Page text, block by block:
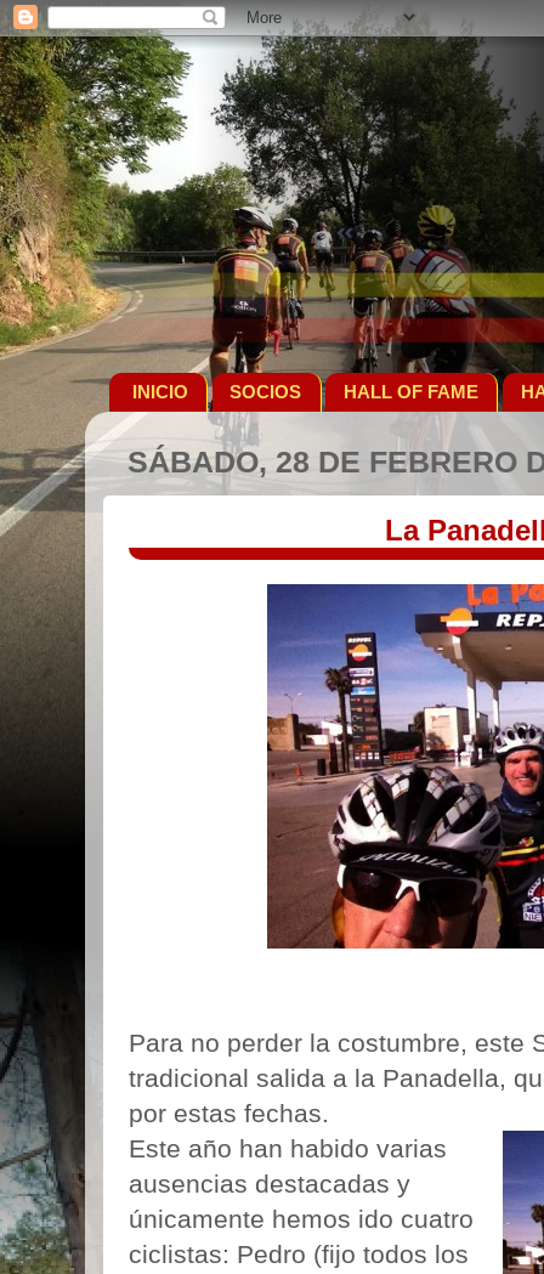
INICIO SOCIOS HALL OF FAME
SÁBADO, 28 DE FEBRERO
La
Para no perder la costumbre, este
tradicional salida a la Panadella,
por estas fechas.
Este año han habido varias
ausencias destacadas y
únicamente hemos ido cuatro
ciclistas: Pedro (fijo todos los